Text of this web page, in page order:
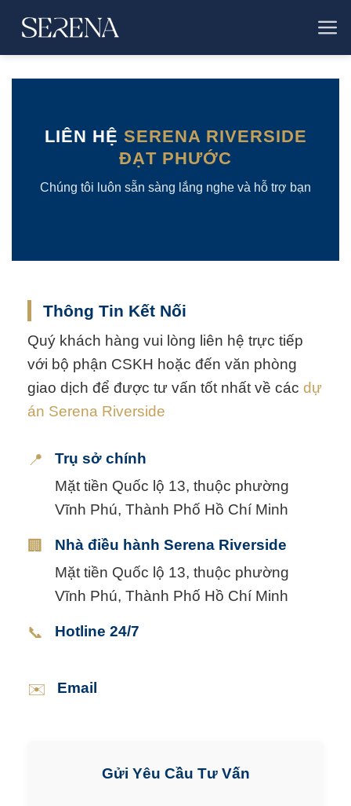
qua
nội
dung
LIÊN HỆ SERENA RIVERSIDE
ĐẠT PHƯỚC
Chúng tôi luôn sẵn sàng lắng nghe và hỗ trợ bạn
Thông Tin Kết Nối
Quý khách hàng vui lòng liên hệ trực tiếp
với bộ phận CSKH hoặc đến văn phòng
giao dịch để được tư vấn tốt nhất về các dự
án Serena Riverside
📍
Trụ sở chính
Mặt tiền Quốc lộ 13, thuộc phường
Vĩnh Phú, Thành Phố Hồ Chí Minh
🏢
Nhà điều hành Serena Riverside
Mặt tiền Quốc lộ 13, thuộc phường
Vĩnh Phú, Thành Phố Hồ Chí Minh
📞 Hotline 24/7
✉️ Email
Gửi Yêu Cầu Tư Vấn